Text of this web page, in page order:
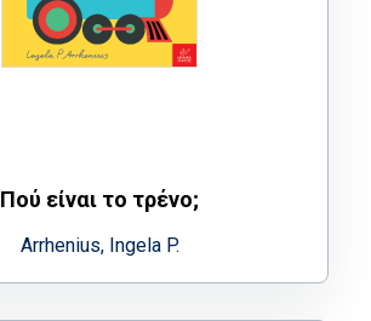
Πού είναι το τρένο;
Arrhenius, Ingela P.